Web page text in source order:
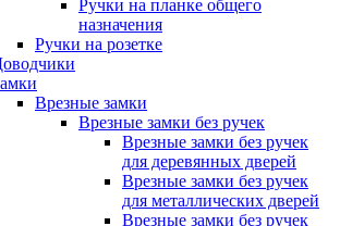
Ручки на планке общего
назначения
Ручки на розетке
Врезные замки
Врезные замки без ручек
Врезные замки без ручек
для деревянных дверей
Врезные замки без ручек
для металлических дверей
Врезные замки без ручек